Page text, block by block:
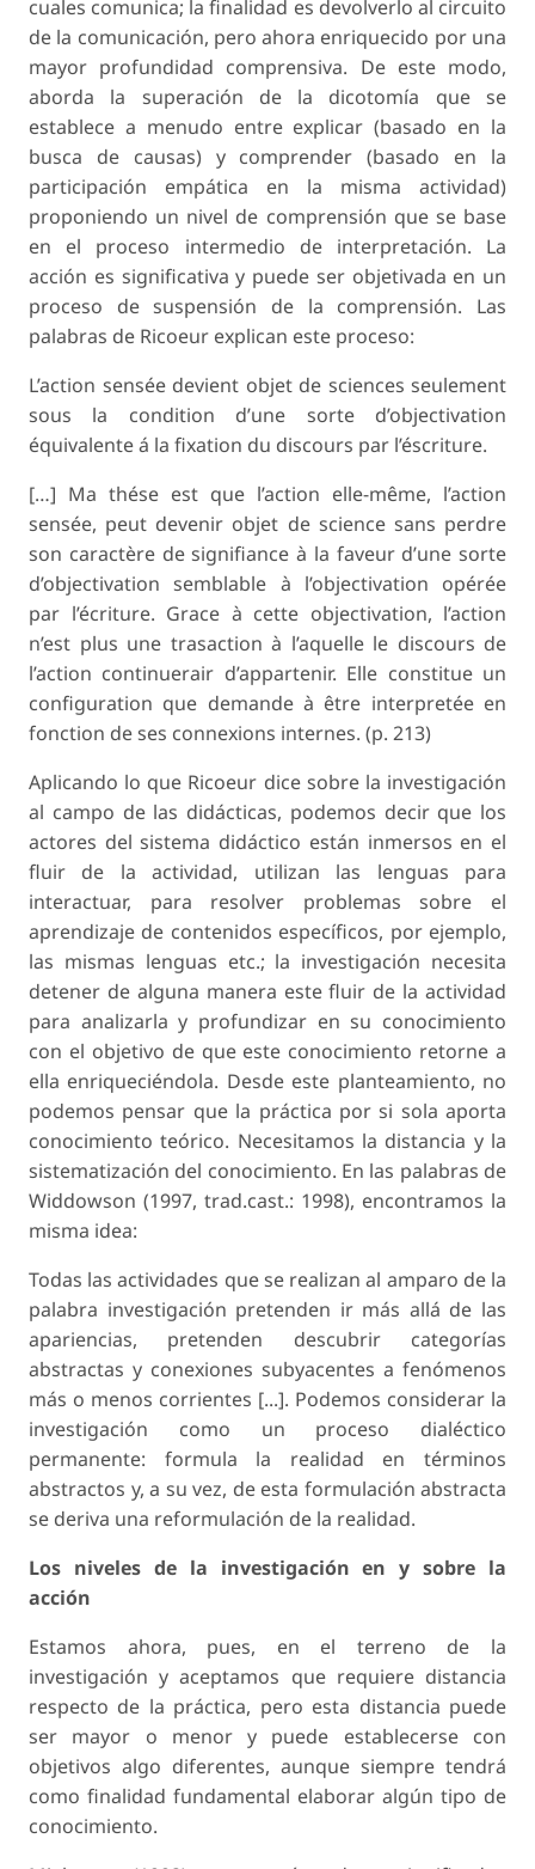
cuales comunica; la finalidad es devolverlo al circuito
de la comunicación, pero ahora enriquecido por una
mayor profundidad comprensiva. De este modo,
aborda la superación de la dicotomía que se
establece a menudo entre explicar (basado en la
busca de causas) y comprender (basado en la
participación empática en la misma actividad)
proponiendo un nivel de comprensión que se base
en el proceso intermedio de interpretación. La
acción es significativa y puede ser objetivada en un
proceso de suspensión de la comprensión. Las
palabras de Ricoeur explican este proceso:
L’action sensée devient objet de sciences seulement
sous la condition d’une sorte d’objectivation
équivalente á la fixation du discours par l’éscriture.
[…] Ma thése est que l’action elle-même, l’action
sensée, peut devenir objet de science sans perdre
son caractère de signifiance à la faveur d’une sorte
d’objectivation semblable à l’objectivation opérée
par l’écriture. Grace à cette objectivation, l’action
n’est plus une trasaction à l’aquelle le discours de
l’action continuerair d’appartenir. Elle constitue un
configuration que demande à être interpretée en
fonction de ses connexions internes. (p. 213)
Aplicando lo que Ricoeur dice sobre la investigación
al campo de las didácticas, podemos decir que los
actores del sistema didáctico están inmersos en el
fluir de la actividad, utilizan las lenguas para
interactuar, para resolver problemas sobre el
aprendizaje de contenidos específicos, por ejemplo,
las mismas lenguas etc.; la investigación necesita
detener de alguna manera este fluir de la actividad
para analizarla y profundizar en su conocimiento
con el objetivo de que este conocimiento retorne a
ella enriqueciéndola. Desde este planteamiento, no
podemos pensar que la práctica por si sola aporta
conocimiento teórico. Necesitamos la distancia y la
sistematización del conocimiento. En las palabras de
Widdowson (1997, trad.cast.: 1998), encontramos la
misma idea:
Todas las actividades que se realizan al amparo de la
palabra investigación pretenden ir más allá de las
apariencias, pretenden descubrir categorías
abstractas y conexiones subyacentes a fenómenos
más o menos corrientes [...]. Podemos considerar la
investigación como un proceso dialéctico
permanente: formula la realidad en términos
abstractos y, a su vez, de esta formulación abstracta
se deriva una reformulación de la realidad.
Los niveles de la investigación en y sobre la
acción
Estamos ahora, pues, en el terreno de la
investigación y aceptamos que requiere distancia
respecto de la práctica, pero esta distancia puede
ser mayor o menor y puede establecerse con
objetivos algo diferentes, aunque siempre tendrá
como finalidad fundamental elaborar algún tipo de
conocimiento.